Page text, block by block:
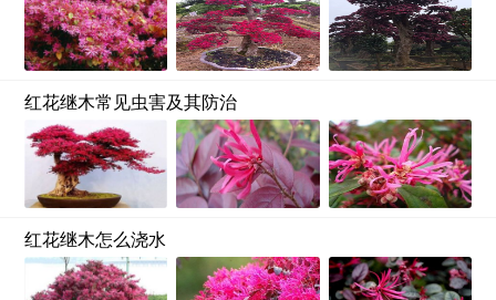
红花继木常见虫害及其防治
红花继木怎么浇水